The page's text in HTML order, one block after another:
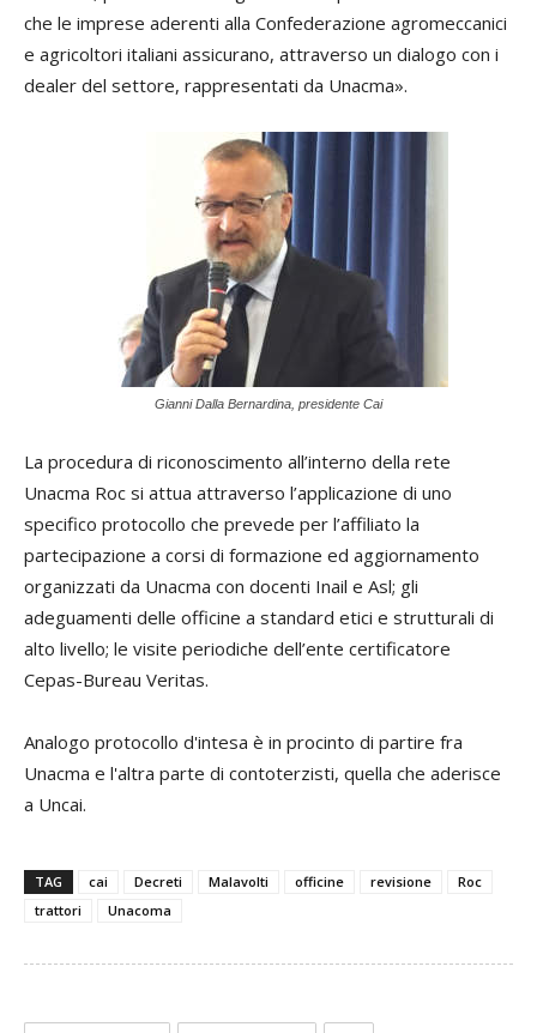
che le imprese aderenti alla Confederazione agromeccanici
e agricoltori italiani assicurano, attraverso un dialogo con i
dealer del settore, rappresentati da Unacma».
Gianni Dalla Bernardina, presidente Cai
La procedura di riconoscimento all’interno della rete
Unacma Roc si attua attraverso l’applicazione di uno
specifico protocollo che prevede per l’affiliato la
partecipazione a corsi di formazione ed aggiornamento
organizzati da Unacma con docenti Inail e Asl; gli
adeguamenti delle officine a standard etici e strutturali di
alto livello; le visite periodiche dell’ente certificatore
Cepas-Bureau Veritas.
Analogo protocollo d'intesa è in procinto di partire fra
Unacma e l'altra parte di contoterzisti, quella che aderisce
a Uncai.
TAG cai Decreti Malavolti officine revisione
Roc
trattori
Unacoma